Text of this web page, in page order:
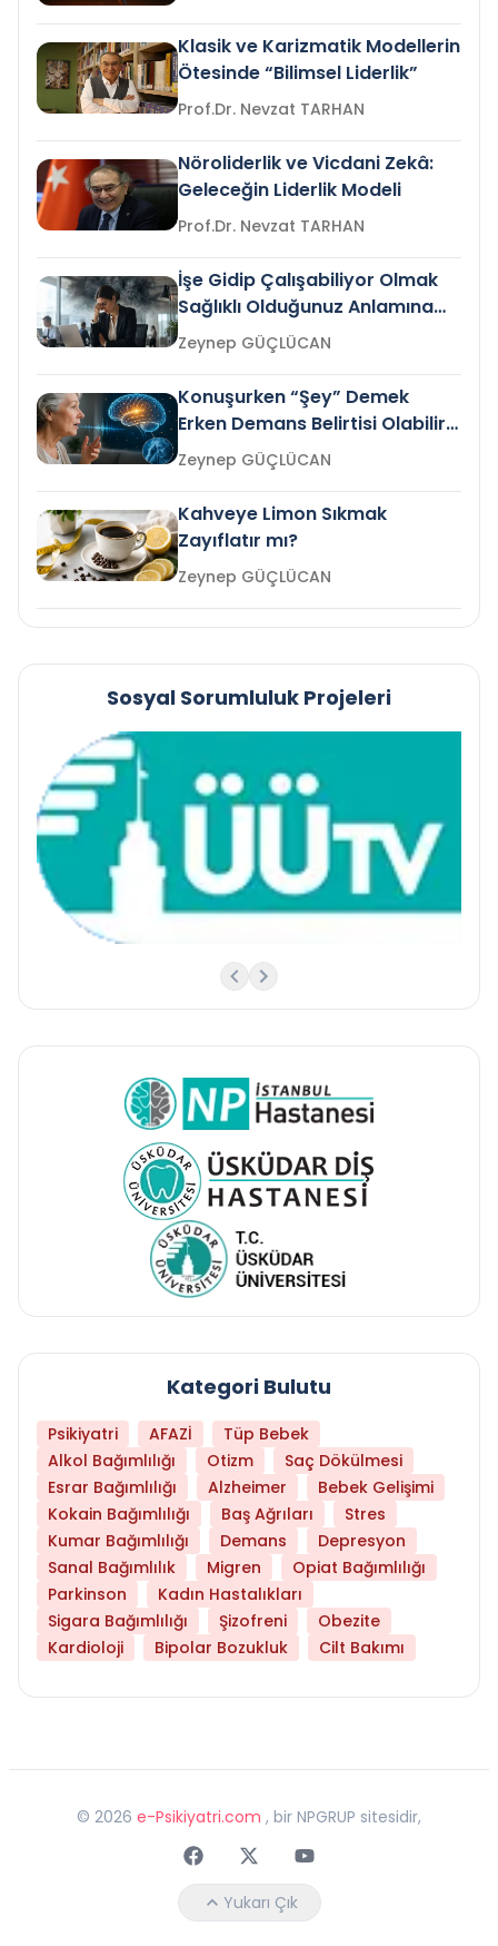
Klasik ve Karizmatik Modellerin
Ötesinde “Bilimsel Liderlik”
Prof.Dr. Nevzat TARHAN
Nöroliderlik ve Vicdani Zekâ:
Geleceğin Liderlik Modeli
Prof.Dr. Nevzat TARHAN
İşe Gidip Çalışabiliyor Olmak
Sağlıklı Olduğunuz Anlamına
Gelir mi?Zeynep GÜÇLÜCAN
Konuşurken “Şey” Demek
Erken Demans Belirtisi Olabilir
mi?
Zeynep GÜÇLÜCAN
Kahveye Limon Sıkmak
Zayıflatır mı?
Zeynep GÜÇLÜCAN
Sosyal Sorumluluk Projeleri
Kategori Bulutu
Psikiyatri AFAZİ
Tüp Bebek
Alkol Bağımlılığı
Otizm
Saç Dökülmesi
Esrar Bağımlılığı
Alzheimer
Bebek Gelişimi
Kokain Bağımlılığı
Baş Ağrıları
Stres
Kumar Bağımlılığı
Demans
Depresyon
Sanal Bağımlılık
Migren
Opiat Bağımlılığı
Parkinson
Kadın Hastalıkları
Sigara Bağımlılığı
Şizofreni
Obezite
Kardioloji
Bipolar Bozukluk Cilt Bakımı
© 2026 e-Psikiyatri.com , bir NPGRUP sitesidir,
FaceebokTwitterYoutube
Yukarı Çık